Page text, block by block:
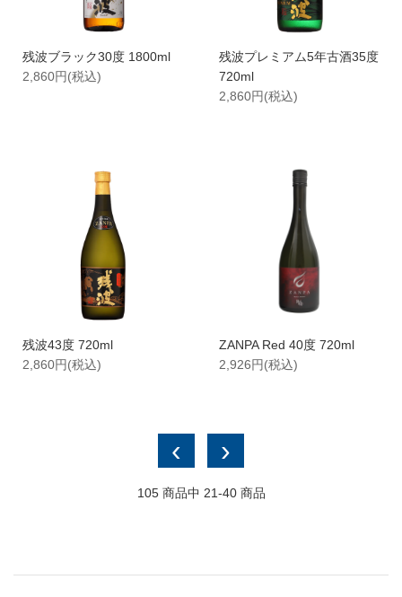
残波ブラック30度 1800ml
2,860円(税込)
残波プレミアム5年古酒35度
720ml
2,860円(税込)
残波43度 720ml
2,860円(税込)
ZANPA Red 40度 720ml
2,926円(税込)
‹ ›
105 商品中 21-40 商品